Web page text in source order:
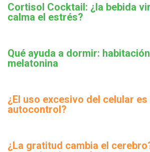
Cortisol Cocktail: ¿la bebida
calma el estrés?
Qué ayuda a dormir:
melatonina
¿El uso excesivo del celular
autocontrol?
¿La gratitud cambia el